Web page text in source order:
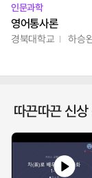
인문과학
영어통사론
경북대학교 하승
따끈따끈 신상